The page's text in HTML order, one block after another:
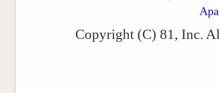
Copyright (C) 81, Inc.